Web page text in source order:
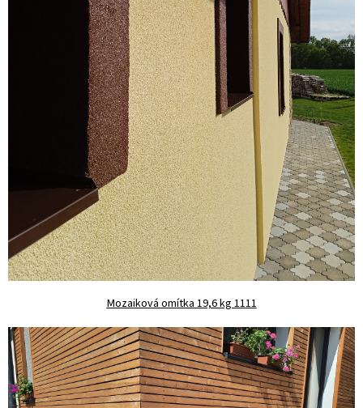
Mozaiková omítka 19,6 kg 1111